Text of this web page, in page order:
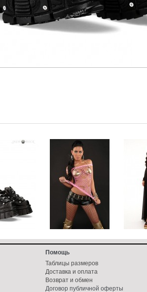
Помощь
Таблицы размеров
Доставка и оплата
Возврат и обмен
Договор публичной оферты